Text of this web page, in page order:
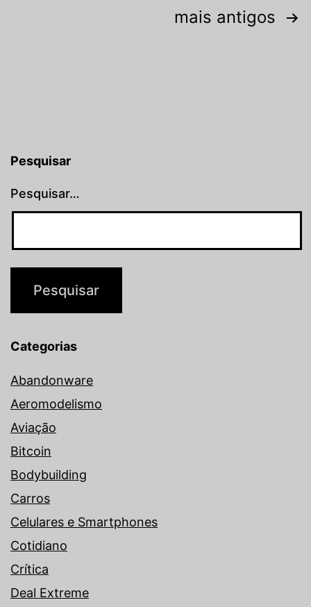
mais antigos
Pesquisar
Pesquisar…
Categorias
Abandonware
Aeromodelismo
Aviação
Bitcoin
Bodybuilding
Carros
Celulares e Smartphones
Cotidiano
Crítica
Deal Extreme